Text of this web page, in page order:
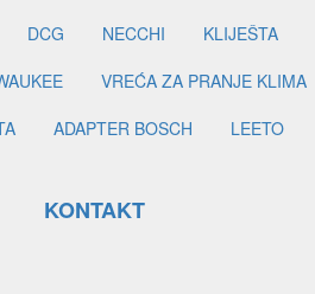
DCG NECCHI KLIJEŠTA
VREĆA ZA PRANJE KLIMA
ADAPTER BOSCH LEETO
KONTAKT